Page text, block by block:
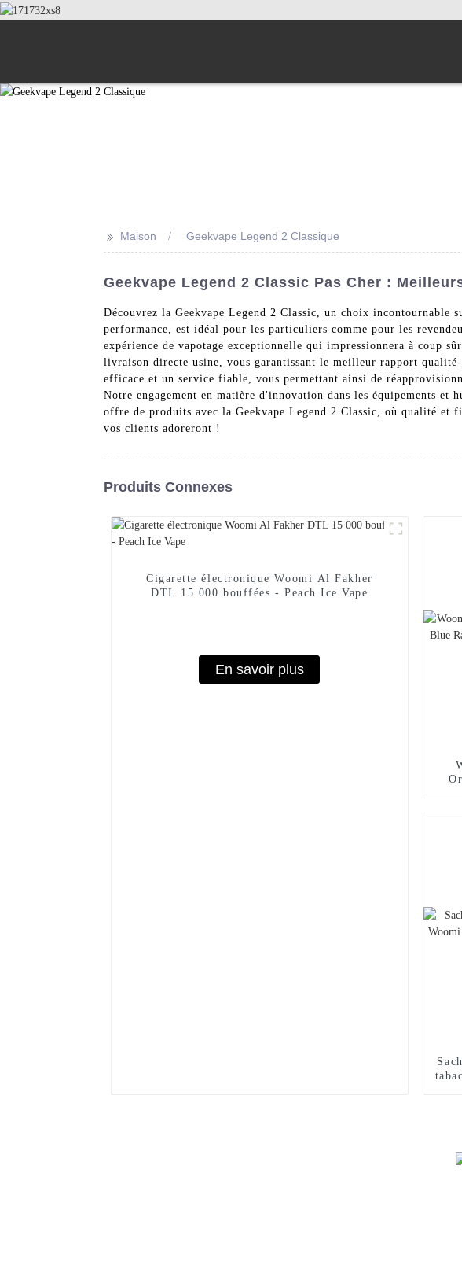
>> Maison Geekvape Legend 2 Classique
Geekvape Legend 2 Classic Pas Cher :
Découvrez la Geekvape Legend 2 Classic, un choix
performance, est idéal pour les particuliers comme pour les
expérience de vapotage exceptionnelle qui impressionnera à coup
livraison directe usine, vous garantissant le meilleur rapport
efficace et un service fiable, vous permettant ainsi de
Notre engagement en matière d'innovation dans les équipements et
offre de produits avec la Geekvape Legend 2 Classic, où qualité et
vos clients adoreront !
Produits Connexes
Cigarette électronique Woomi Al Fakher
DTL 15 000 bouffées - Peach Ice Vape
En savoir plus